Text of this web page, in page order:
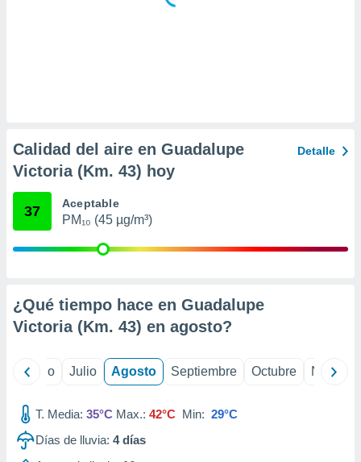
la
contenido
medir el
de la
el
de
de
de
e
mediante
Calidad del aire en Guadalupe
Victoria (Km. 43) hoy
Detalle
37 Aceptable
PM₁₀ (45 µg/m³)
¿Qué tiempo hace en Guadalupe
Victoria (Km. 43) en agosto?
Junio Julio Agosto Septiembre Octubre
T. Media: 35°C Max.: 42°C Min: 29°C
Días de lluvia: 4días